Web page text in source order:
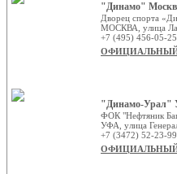
"Динамо"
Дворец спорта
МОСКВА, улица
+7 (495) 456-05-25
"Динамо-Урал"
ФОК "Нефтяник
УФА, улица
+7 (3472) 52-23-